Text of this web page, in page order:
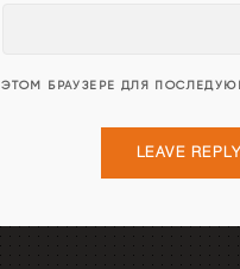
БРАУЗЕРЕ ДЛЯ